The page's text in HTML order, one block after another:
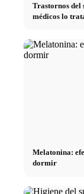
Trastornos del
médicos lo
Melatonina:
dormir